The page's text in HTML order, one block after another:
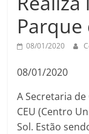
Parque
08/01/2020
08/01/2020
A Secretaria
CEU (Centro
Sol. Estão